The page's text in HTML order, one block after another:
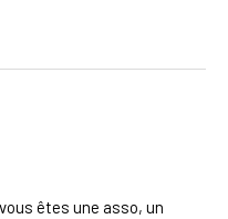
êtes une asso, un